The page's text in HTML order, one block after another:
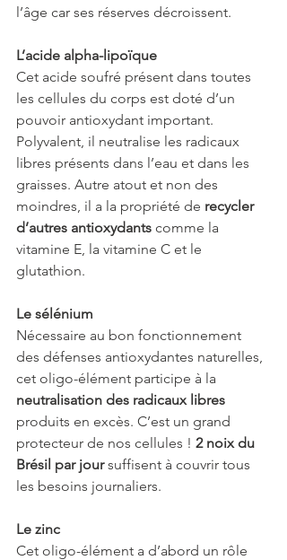
l’âge car ses réserves décroissent.
L’acide alpha-lipoïque
Cet acide soufré présent dans toutes
les cellules du corps est doté d’un
pouvoir antioxydant important.
Polyvalent, il neutralise les radicaux
libres présents dans l’eau et dans les
graisses. Autre atout et non des
moindres, il a la propriété de recycler
d’autres antioxydants comme la
vitamine E, la vitamine C et le
glutathion.
Le sélénium
Nécessaire au bon fonctionnement
des défenses antioxydantes naturelles,
cet oligo-élément participe à la
neutralisation des radicaux libres
produits en excès. C’est un grand
protecteur de nos cellules ! 2 noix du
Brésil par jour suffisent à couvrir tous
les besoins journaliers.
Le zinc
Cet oligo-élément a d’abord un rôle